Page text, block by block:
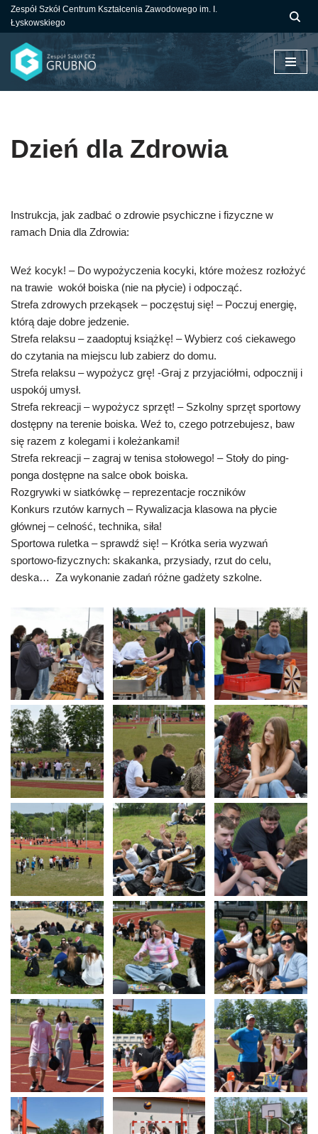
do
treści
Zespół Szkół Centrum Kształcenia Zawodowego im. I.
Łyskowskiego
Dzień dla Zdrowia
Instrukcja, jak zadbać o zdrowie psychiczne i fizyczne w
ramach Dnia dla Zdrowia:
Weź kocyk! – Do wypożyczenia kocyki, które możesz rozłożyć
na trawie wokół boiska (nie na płycie) i odpocząć.
Strefa zdrowych przekąsek – poczęstuj się! – Poczuj energię,
którą daje dobre jedzenie.
Strefa relaksu – zaadoptuj książkę! – Wybierz coś ciekawego
do czytania na miejscu lub zabierz do domu.
Strefa relaksu – wypożycz grę! -Graj z przyjaciółmi, odpocznij i
uspokój umysł.
Strefa rekreacji – wypożycz sprzęt! – Szkolny sprzęt sportowy
dostępny na terenie boiska. Weź to, czego potrzebujesz, baw
się razem z kolegami i koleżankami!
Strefa rekreacji – zagraj w tenisa stołowego! – Stoły do ping-
ponga dostępne na salce obok boiska.
Rozgrywki w siatkówkę – reprezentacje roczników
Konkurs rzutów karnych – Rywalizacja klasowa na płycie
głównej – celność, technika, siła!
Sportowa ruletka – sprawdź się! – Krótka seria wyzwań
sportowo-fizycznych: skakanka, przysiady, rzut do celu,
deska… Za wykonanie zadań różne gadżety szkolne.